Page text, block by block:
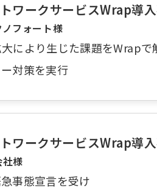
ワークサービスWrap導
フォート様
により生じた課題をWrap
対策を実行
ワークサービスWrap導
様
事態宣言を受け